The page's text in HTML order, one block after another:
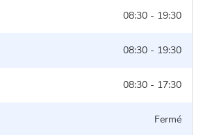
08:30 - 19:30
08:30 - 19:30
08:30 - 17:30
Fermé